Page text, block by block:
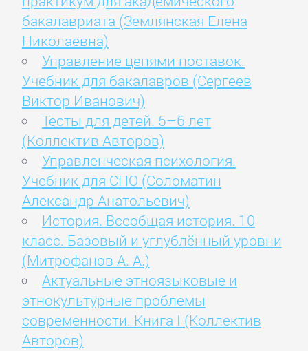
бакалавриата (Землянская Елена
Николаевна)
Управление цепями поставок.
Учебник для бакалавров (Сергеев
Виктор Иванович)
Тесты для детей. 5–6 лет
(Коллектив Авторов)
Управленческая психология.
Учебник для СПО (Соломатин
Александр Анатольевич)
История. Всеобщая история. 10
класс. Базовый и углублённый уровни
(Митрофанов А. А.)
Актуальные этноязыковые и
этнокультурные проблемы
современности. Книга I (Коллектив
Авторов)